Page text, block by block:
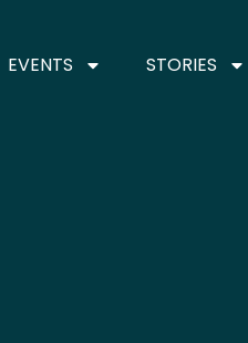
EVENTS STORIES